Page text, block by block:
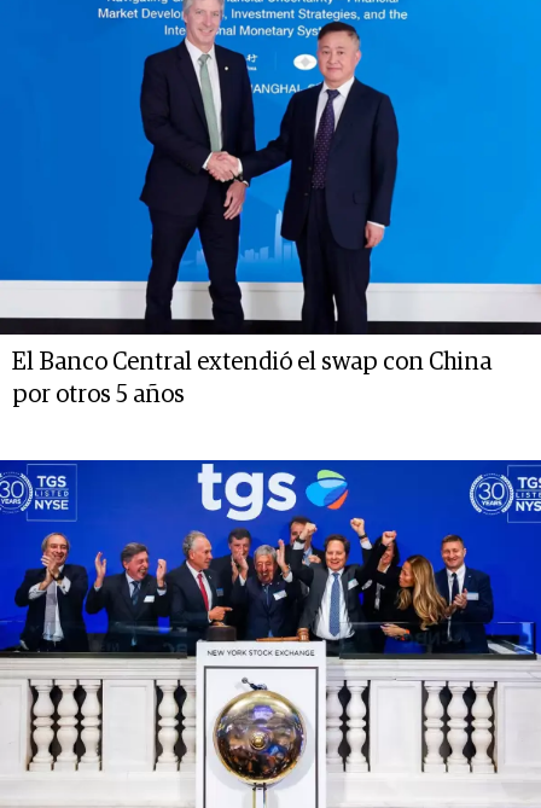
El Banco Central extendió el swap con China
por otros 5 años